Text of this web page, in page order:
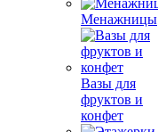
Менажницы
Вазы для
фруктов и
конфет